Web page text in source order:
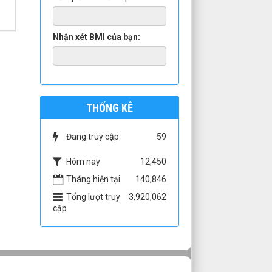
Nhận xét BMI của bạn:
THỐNG KÊ
Đang truy cập 59
Hôm nay
12,450
Tháng hiện tại
140,846
Tổng lượt truy
cập
3,920,062